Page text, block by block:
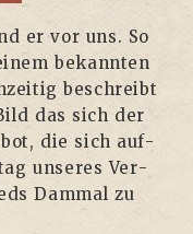
er vor uns. So
bekann­ten
beschreibt
das sich der
bot, die sich auf­
unse­res Ver­
Dammal zu